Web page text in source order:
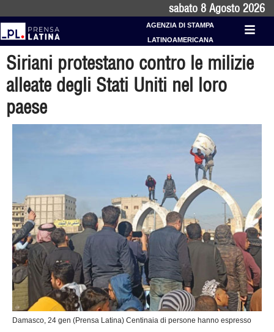
sabato 8 Agosto 2026
AGENZIA DI STAMPA
LATINOAMERICANA
Siriani protestano contro le milizie
alleate degli Stati Uniti nel loro
paese
Damasco, 24 gen (Prensa Latina) Centinaia di persone hanno espresso